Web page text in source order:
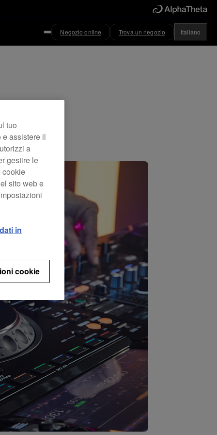
Negozio online Trova un negozio Italiano
tuo
assistere il
a
gestire le
cookie
sito web e
in
cookie